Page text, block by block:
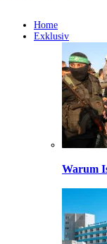
Home
Exklusiv
Warum